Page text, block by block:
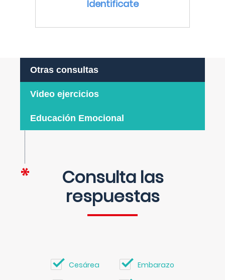
Identificate
Otras consultas
Video ejercicios
Educación Emocional
Consulta las
respuestas
Cesárea Embarazo